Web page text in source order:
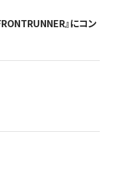
』にコン